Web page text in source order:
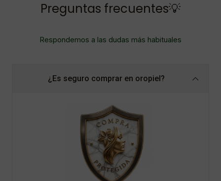
Preguntas frecuentes💡
Respondemos a las dudas más habituales
¿Es seguro comprar en oropiel?